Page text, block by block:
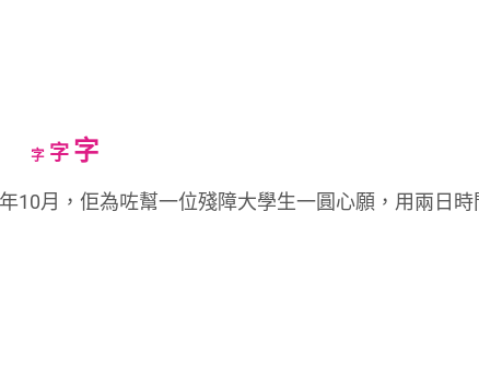
字Decrease
size.
字Reset
size.
字Increase
size.
10月，佢為咗幫一位殘障大學生一圓心願，用兩日時